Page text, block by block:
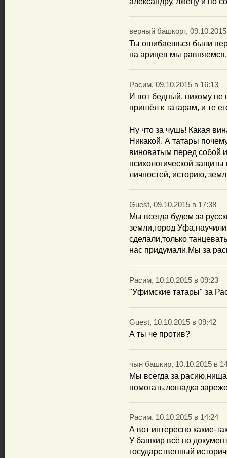
верный башкорт,
Ты ошибаешься были
на арицев мы
Расим, 09.10.2015 в 16:13
И вот бедный, никому не
пришёл к татарам, и те
Ну что за чушь! Какая
Никакой. А татары
виноватым перед собой
психологической защиты
личностей, историю,
Guest, 09.10.2015 в 17:38
Мы всегда будем за
земли,город
сделали,только
нас придумали.Мы за
Расим, 10.10.2015 в 09:23
"Уфимские татары" за
Guest, 10.10.2015 в 09:42
А ты че против?
чын башкир, 10.10.2015 в
Мы всегда за
помогать,лошадка
Расим, 10.10.2015 в 14:24
А вот интересно какие-
У башкир всё по
государственный